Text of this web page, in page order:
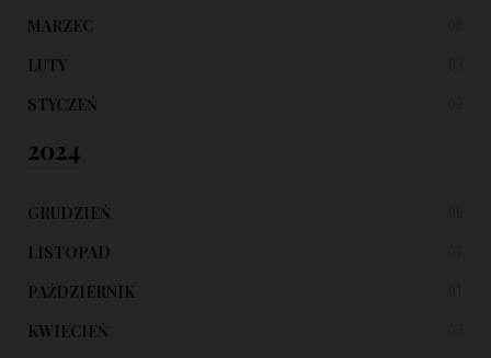
MARZEC
LUTY
STYCZEŃ
2024
GRUDZIEŃ
LISTOPAD
PAŹDZIERNIK
KWIECIEŃ